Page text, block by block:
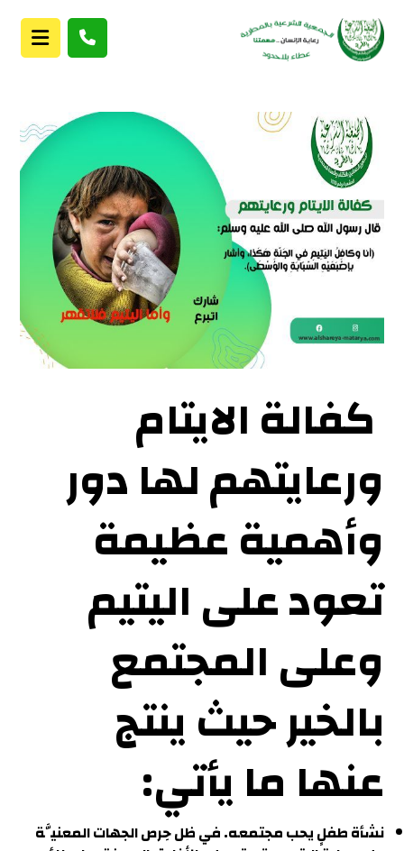
كفالة الايتام
ورعايتهم لها دور
وأهمية عظيمة
تعود على اليتيم
وعلى المجتمع
بالخير حيث ينتج
عنها ما يأتي:
نشأة طفلٍ يحب مجتمعه. في ظل حِرص الجهات المعنيَّة